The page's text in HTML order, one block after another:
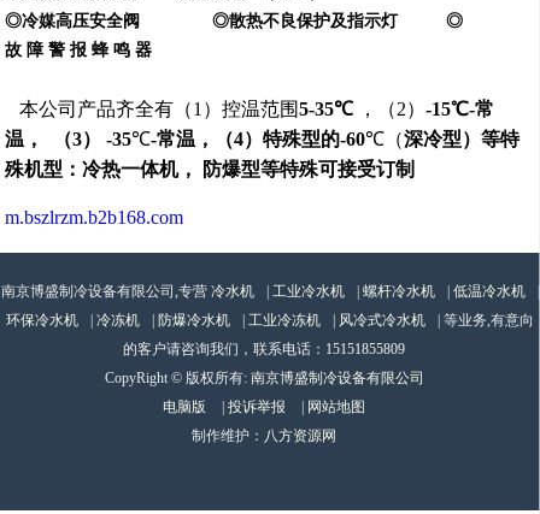
◎冷媒高压安全阀 ◎散热不良保护及指示灯 ◎
故 障 警 报 蜂 鸣 器
本公司产品齐全有（1 ）控温范围5-35℃，（2）-15℃-常
温， （3）-35℃-常温，（4）特殊型的-60℃（深冷型）等特
殊机型：冷热一体机， 防爆型等特殊可接受订制
m.bszlrzm.b2b168.com
南京博盛制冷设备有限公司,专营 冷水机 工业冷水机 螺杆冷水机 低温冷水机
环保冷水机
冷冻机 防爆冷水机 工业冷冻机 风冷式冷水机
| 等业务,有意向
的客户请咨询我们，联系电话： 15151855809
CopyRight © 版权所有: 南京博盛制冷设备有限公司
电脑版
投诉举报
网站地图
制作维护： 八方资源网